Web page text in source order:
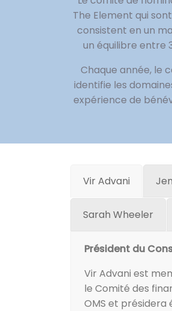
The Element qui
consistent en un
un équilibre entre
Chaque année, le
identifie les
expérience de
Vir Advani
Sarah Wheeler
Président du
Vir Advani est
le Comité des
OMS et présidera